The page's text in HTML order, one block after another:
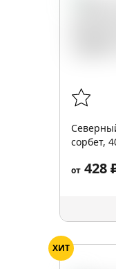
сорбет,
от 428
ХИТ